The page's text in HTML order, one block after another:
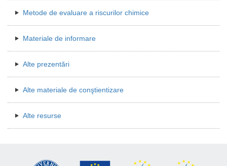
Metode de evaluare a riscurilor chimice
Materiale de informare
Alte prezentări
Alte materiale de conştientizare
Alte resurse